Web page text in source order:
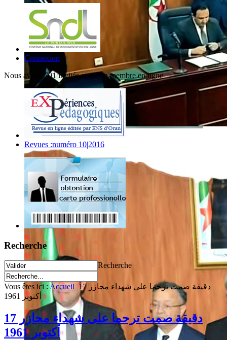
Connexion
Nous avons 791 invités et aucun membre en ligne
Revues :numéro 10|2016
Recherche
Recherche
Vous êtes ici :Accueil دقيقة صمت ترحما على شهداء مجازر 17
أكتوبر 1961
دقيقة صمت ترحما على شهداء مجازر 17
أكتوبر 1961